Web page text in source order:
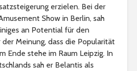
erzielen. Bei der
Show in Berlin, sah
an Potential für den
der Meinung, dass die Popularität
Ende stehe im Raum Leipzig. In
sah er Belantis als